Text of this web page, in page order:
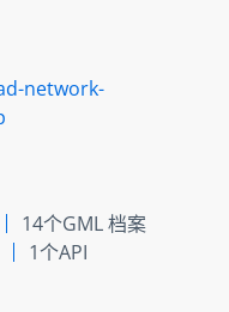
network-
14个GML 档案
1个API